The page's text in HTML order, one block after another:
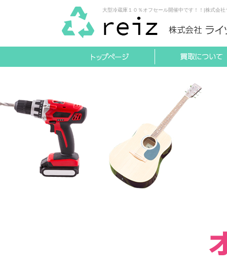
大型冷蔵庫１０％オフセール開催中です！！|株式会社